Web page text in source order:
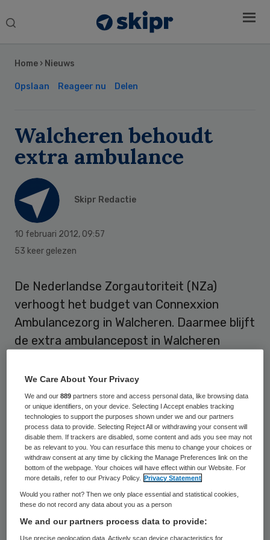
Search
Home › Nieuws
Opslaan Reageer nu Delen
Walcheren behoudt
extra ambulance
Skipr Redactie
10 februari 2012, 09:57
53 keer gelezen
De Nederlandse Zorgautoriteit (NZa)
verhoogt het budget van Connexxion
Ambulancezorg in Walcheren. Daarmee blijft
de extra ambulancepost in Walcheren
In 2011 kreeg de NZa het verzoek van
Connexxion Ambulancezorg omvoor de
ambulancepost extra middelen beschikbaar
te stellen. Omdat die er niet zijn binnen het
huidige budget, besluit de NZa in dit
uitzonderlijke geval het budget te
verhogen. Als zij dat niet zou doen, is
voldoende ambulancezorg op de kop van
Walcheren niet gegarandeerd. Ook kunnen
Sidebar
We Care About Your Privacy
We and our889 partners store and access personal data, like browsing data
or unique identifiers, on your device. Selecting I Accept enables tracking
technologies to support the purposes shown under we and our partners
process data to provide. Selecting Reject All or withdrawing your consent will
disable them. If trackers are disabled, some content and ads you see may not
be as relevant to you. You can resurface this menu to change your choices or
withdraw consent at any time by clicking the Manage Preferences link on the
bottom of the webpage. Your choices will have effect within our Website. For
more details, refer to our Privacy Policy.
Privacy Statement
Would you rather not? Then we only place essential and statistical cookies,
these do not record any data about you as a person
We and our partners process data to provide:
Use precise geolocation data. Actively scan device characteristics for